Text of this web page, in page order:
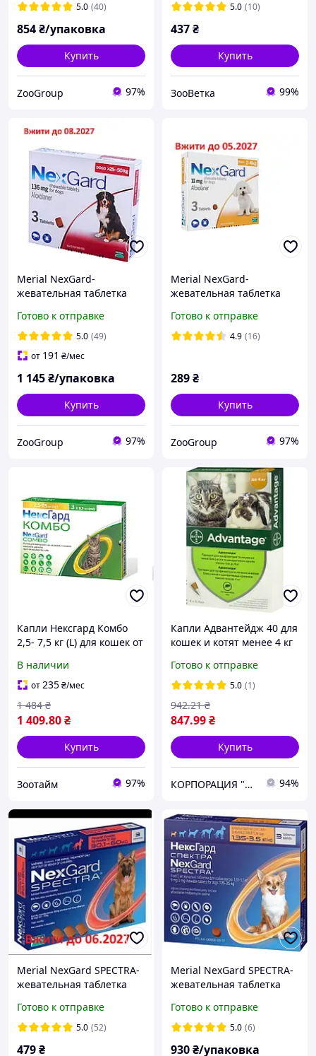
5.0 (40)
854₴/упаковка
Купить
ZooGroup 97%
5.0 (10)
437₴
Купить
ЗооВетка 99%
Merial NexGard-
жевательная таблетка
50 кг) 3 таблеткит
Готово к отправке
5.0 (49)
от 191 ₴/мес
1 145₴/упаковка
Купить
ZooGroup 97%
Merial NexGard-
жевательная таблетка
кг) 1 таблетки
Готово к отправке
4.9 (16)
289₴
Купить
ZooGroup 97%
Капли Нексгард Комбо
2,5- 7,5 кг (L) для кошек от
NexGard Combo
В наличии
от235₴/мес
1 409.80₴
1 484 ₴
Купить
Зоотайм 97%
Капли Адвантейдж 40 для
кошек и котят менее 4 кг
Advantage
Готово к отправке
5.0 (1)
847.99₴
942.21 ₴
Купить
КОРПОРАЦИЯ "МЕДИСАН" 94%
Merial NexGard SPECTRA-
жевательная таблетка
таблетка
Готово к отправке
5.0 (52)
479₴
Merial NexGard SPECTRA-
жевательная таблетка
таблетки
Готово к отправке
5.0 (6)
930₴/упаковка